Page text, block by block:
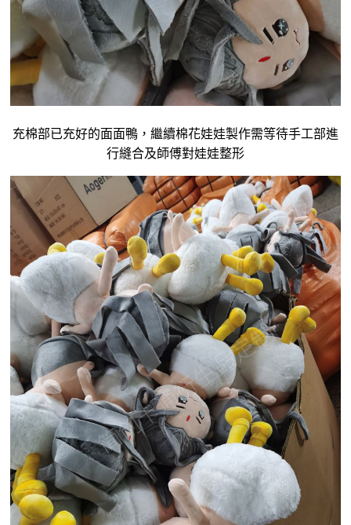
充棉部已充好的面面鴨，繼續棉花娃娃製作需等待手工部進
行縫合及師傅對娃娃整形